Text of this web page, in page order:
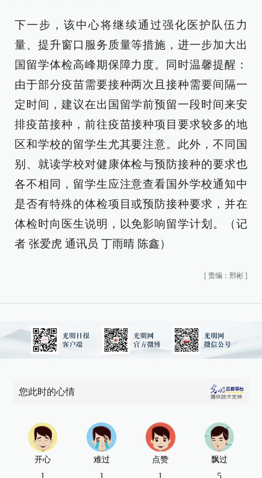
下一步，该中心将继续通过强化医护队伍力
量、提升窗口服务质量等措施，进一步加大出
国留学体检高峰期保障力度。同时温馨提醒：
由于部分疫苗需要接种两次且接种需要间隔一
定时间，建议在出国留学前预留一段时间来安
排疫苗接种，前往疫苗接种项目要求较多的地
区和学校的留学生尤其要注意。此外，不同国
别、就读学校对健康体检与预防接种的要求也
各不相同，留学生应注意查看国外学校通知中
是否有特殊的体检项目或预防接种要求，并在
体检时向医生说明，以免影响留学计划。（记
者 张爱虎 通讯员 丁雨晴 陈鑫）
[ 责编：邢彬 ]
您此时的心情
开心 难过 点赞 飘过